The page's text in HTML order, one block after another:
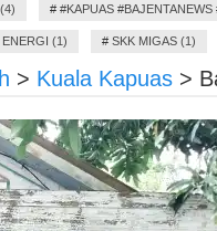
# #KAPUAS
(1) # SKK MIGAS (1)
> Kuala Kapuas >